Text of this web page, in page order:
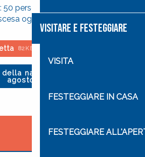
VISITARE E FESTEGGIARE
VISITA
FESTEGGIARE IN CASA
FESTEGGIARE
persone.
ogni ora.
82KB
navetta (luglio –
agosto)